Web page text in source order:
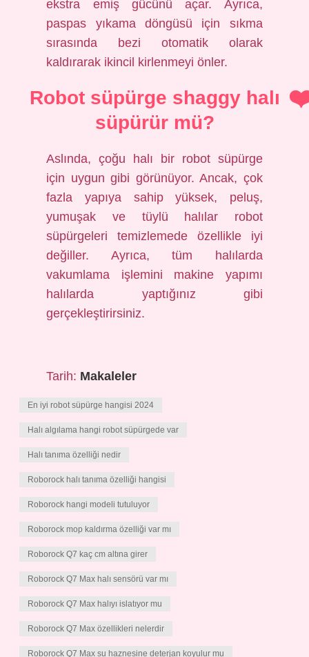
ekstra emiş gücünü açar. Ayrıca,
paspas yıkama döngüsü için sıkma
sırasında bezi otomatik olarak
kaldırarak ikincil kirlenmeyi önler.
Robot süpürge shaggy halı
süpürür mü?
Aslında, çoğu halı bir robot süpürge
için uygun gibi görünüyor. Ancak, çok
fazla yapıya sahip yüksek, peluş,
yumuşak ve tüylü halılar robot
süpürgeleri temizlemede özellikle iyi
değiller. Ayrıca, tüm halılarda
vakumlama işlemini makine yapımı
halılarda yaptığınız gibi
gerçekleştirirsiniz.
Tarih: Makaleler
En iyi robot süpürge hangisi 2024
Halı algılama hangi robot süpürgede var
Halı tanıma özelliği nedir
Roborock halı tanıma özelliği hangisi
Roborock hangi modeli tutuluyor
Roborock mop kaldırma özelliği var mı
Roborock Q7 kaç cm altına girer
Roborock Q7 Max halı sensörü var mı
Roborock Q7 Max halıyı islatıyor mu
Roborock Q7 Max özellikleri nelerdir
Roborock Q7 Max su haznesine deterjan koyulur mu